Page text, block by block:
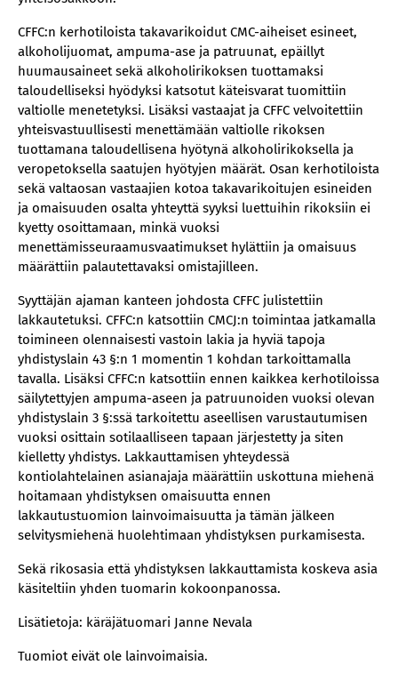
CFFC:n kerhotiloista takavarikoidut CMC-aiheiset esineet,
alkoholijuomat, ampuma-ase ja patruunat, epäillyt
huumausaineet sekä alkoholirikoksen tuottamaksi
taloudelliseksi hyödyksi katsotut käteisvarat tuomittiin
valtiolle menetetyksi. Lisäksi vastaajat ja CFFC velvoitettiin
yhteisvastuullisesti menettämään valtiolle rikoksen
tuottamana taloudellisena hyötynä alkoholirikoksella ja
veropetoksella saatujen hyötyjen määrät. Osan kerhotiloista
sekä valtaosan vastaajien kotoa takavarikoitujen esineiden
ja omaisuuden osalta yhteyttä syyksi luettuihin rikoksiin ei
kyetty osoittamaan, minkä vuoksi
menettämisseuraamusvaatimukset hylättiin ja omaisuus
määrättiin palautettavaksi omistajilleen.
Syyttäjän ajaman kanteen johdosta CFFC julistettiin
lakkautetuksi. CFFC:n katsottiin CMCJ:n toimintaa jatkamalla
toimineen olennaisesti vastoin lakia ja hyviä tapoja
yhdistyslain 43 §:n 1 momentin 1 kohdan tarkoittamalla
tavalla. Lisäksi CFFC:n katsottiin ennen kaikkea kerhotiloissa
säilytettyjen ampuma-aseen ja patruunoiden vuoksi olevan
yhdistyslain 3 §:ssä tarkoitettu aseellisen varustautumisen
vuoksi osittain sotilaalliseen tapaan järjestetty ja siten
kielletty yhdistys. Lakkauttamisen yhteydessä
kontiolahtelainen asianajaja määrättiin uskottuna miehenä
hoitamaan yhdistyksen omaisuutta ennen
lakkautustuomion lainvoimaisuutta ja tämän jälkeen
selvitysmiehenä huolehtimaan yhdistyksen purkamisesta.
Sekä rikosasia että yhdistyksen lakkauttamista koskeva asia
käsiteltiin yhden tuomarin kokoonpanossa.
Lisätietoja: käräjätuomari Janne Nevala
Tuomiot eivät ole lainvoimaisia.